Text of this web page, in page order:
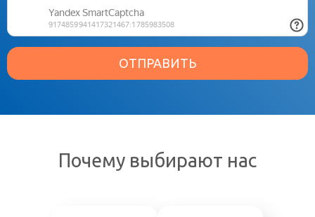
ОТПРАВИТЬ
Почему выбирают нас